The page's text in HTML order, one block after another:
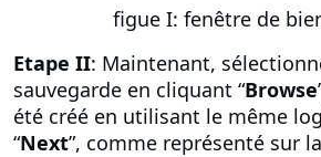
figue I: fenêtre de
Etape II: Maintenant,
sauvegarde en cliquant “Browse
été créé en utilisant le même
“Next”, comme représenté sur